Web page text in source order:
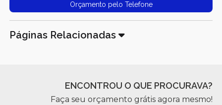
Orçamento pelo Telefone
Páginas Relacionadas
ENCONTROU O QUE PROCURAVA?
Faça seu orçamento grátis agora mesmo!